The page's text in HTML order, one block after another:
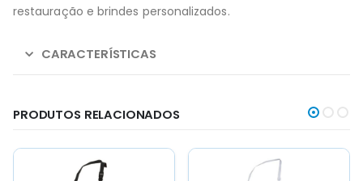
restauração e brindes personalizados.
CARACTERÍSTICAS
PRODUTOS RELACIONADOS
product
product
product
product